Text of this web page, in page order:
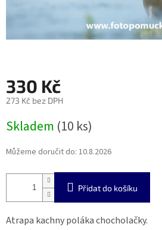
330 Kč
273 Kč bez DPH
cena:
Skladem (10 ks)
Můžeme doručit do: 10.8.2026
Přidat do košíku
Atrapa kachny poláka chocholačky.